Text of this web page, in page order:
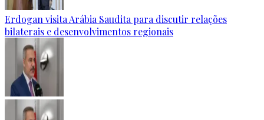
Erdogan visita Arábia Saudita para discutir relações
bilaterais e desenvolvimentos regionais